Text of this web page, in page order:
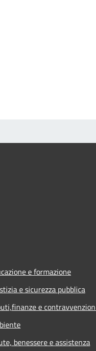
e formazione
e sicurezza pubblica
e
benessere e assistenza